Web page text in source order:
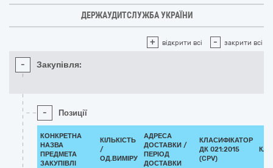
ДЕРЖАУДИТСЛУЖБА УКРАЇНИ
+ відкрити всі - закрити всі
- Закупівля:
- Позиції
КОНКРЕТНА
НАЗВА
ПРЕДМЕТА
ЗАКУПІВЛІ
КІЛЬКІСТЬ
/
ОД.ВИМІРУ
АДРЕСА
ДОСТАВКИ /
ПЕРІОД
ДОСТАВКИ
КЛАСИФІКАТОР
ДК 021:2015
(CPV)